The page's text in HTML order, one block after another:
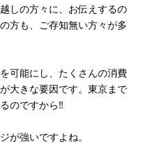
しの方々に、お伝えするの
方も、ご存知無い方々が多
可能にし、たくさんの消費
大きな要因です。東京まで
のですから‼️
が強いですよね。